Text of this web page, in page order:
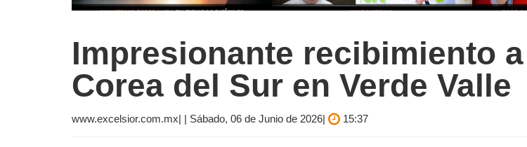
Impresionante recibimiento a
Corea del Sur en Verde Valle
www.excelsior.com.mx| | Sábado, 06 de Junio de 2026| 15:37